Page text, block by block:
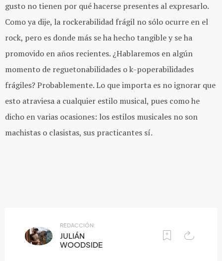
gusto no tienen por qué hacerse presentes al expresarlo.
Como ya dije, la rockerabilidad frágil no sólo ocurre en el
rock, pero es donde más se ha hecho tangible y se ha
promovido en años recientes. ¿Hablaremos en algún
momento de reguetonabilidades o k-poperabilidades
frágiles? Probablemente. Lo que importa es no ignorar que
esto atraviesa a cualquier estilo musical, pues como he
dicho en varias ocasiones: los estilos musicales no son
machistas o clasistas, sus practicantes sí.
REDACCIÓN:
JULIÁN
WOODSIDE